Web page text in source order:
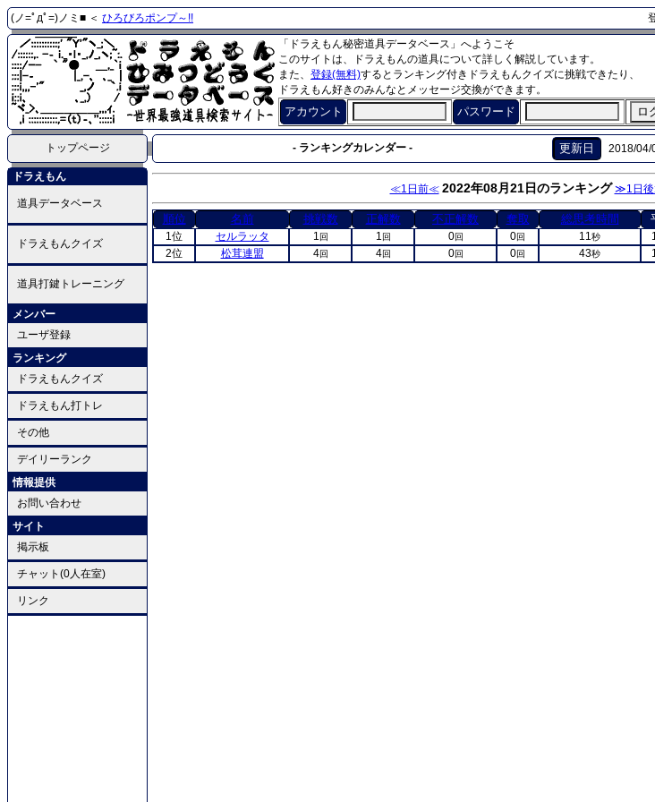
(ノ=ﾟдﾟ=)ノミ■ ＜ ひろびろポンプ～!!
「ドラえもん秘密道具データベース」へようこそ
このサイトは、ドラえもんの道具について詳しく解説しています。
また、 登録(無料)するとランキング付きドラえもんクイズに挑戦できたり、
ドラえもん好きのみんなとメッセージ交換ができます。
アカウント パスワード
トップページ - ランキングカレンダー - 更新日 2018/04/
ドラえもん
道具データベース
ドラえもんクイズ
道具打鍵トレーニング
メンバー
ユーザ登録
ランキング
ドラえもんクイズ
ドラえもん打トレ
その他
デイリーランク
情報提供
お問い合わせ
サイト
掲示板
チャット(0人在室)
リンク
≪1日前≪ 2022年08月21日のランキング ≫1日
順位 名前 挑戦数 正解数 不正解数 奪取 総思考時間
1位 セルラッタ 1 回 1 回 0回 0回 11秒
2位 松茸連盟 4回 4回 0回 0回 43秒